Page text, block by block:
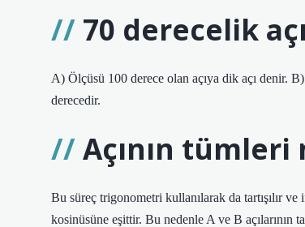
70 derecelik
A) Ölçüsü 100 derece olan açıya dik açı denir.
derecedir.
Açının tümleri
Bu süreç trigonometri kullanılarak da tartışılır ve
kosinüsüne eşittir. Bu nedenle A ve B açılarının